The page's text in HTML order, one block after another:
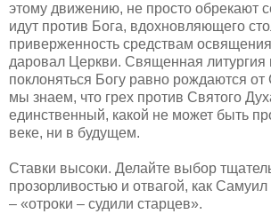
этому движению, не просто обрекают
идут против Бога, вдохновляющего
приверженность средствам
даровал Церкви. Священная
поклоняться Богу равно рождаются от
мы знаем, что грех против Святого
единственный, какой не может быть
веке, ни в будущем.
Ставки высоки. Делайте выбор
прозорливостью и отвагой, как
– «отроки – судили старцев».